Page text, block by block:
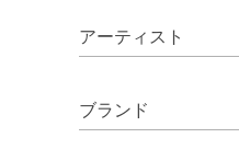
アーティスト
ブランド